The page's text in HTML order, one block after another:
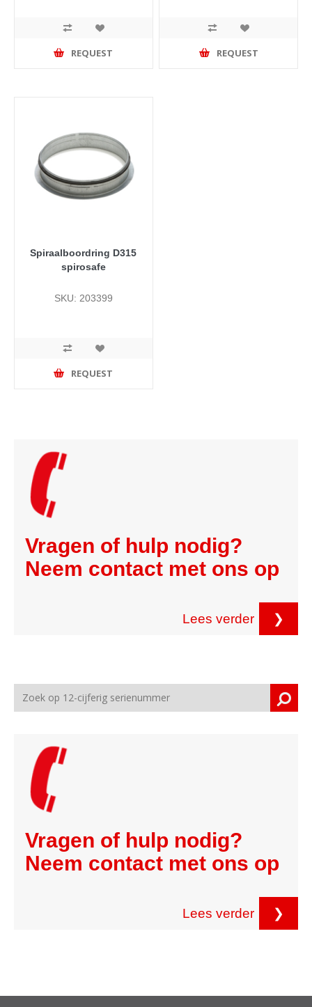
REQUEST REQUEST
Spiraalboordring D315
spirosafe
SKU: 203399
REQUEST
Vragen of hulp nodig?
Neem contact met ons op
Lees verder ❯
Vragen of hulp nodig?
Neem contact met ons op
Lees verder ❯